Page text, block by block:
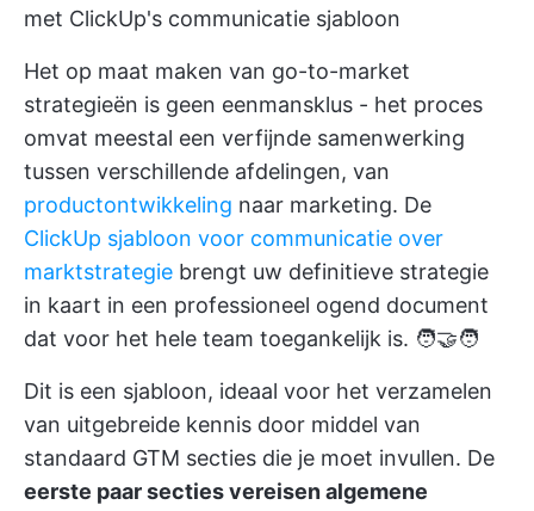
met ClickUp's communicatie sjabloon
Het op maat maken van go-to-market
strategieën is geen eenmansklus - het proces
omvat meestal een verfijnde samenwerking
tussen verschillende afdelingen, van
productontwikkeling naar marketing. De
ClickUp sjabloon voor communicatie over
marktstrategie brengt uw definitieve strategie
in kaart in een professioneel ogend document
dat voor het hele team toegankelijk is. 🧑‍🤝‍🧑
Dit is een sjabloon, ideaal voor het verzamelen
van uitgebreide kennis door middel van
standaard GTM secties die je moet invullen. De
eerste paar secties vereisen algemene